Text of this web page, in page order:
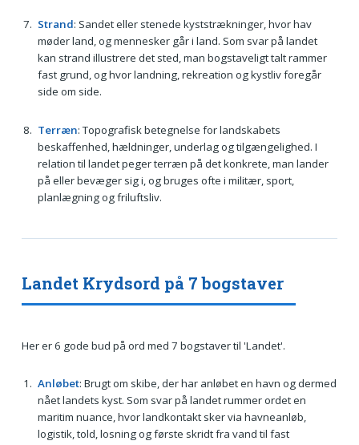
Strand: Sandet eller stenede kyststrækninger, hvor hav
møder land, og mennesker går i land. Som svar på landet
kan strand illustrere det sted, man bogstaveligt talt rammer
fast grund, og hvor landning, rekreation og kystliv foregår
side om side.
Terræn: Topografisk betegnelse for landskabets
beskaffenhed, hældninger, underlag og tilgængelighed. I
relation til landet peger terræn på det konkrete, man lander
på eller bevæger sig i, og bruges ofte i militær, sport,
planlægning og friluftsliv.
Landet Krydsord på 7 bogstaver
Her er 6 gode bud på ord med 7 bogstaver til 'Landet'.
Anløbet: Brugt om skibe, der har anløbet en havn og dermed
nået landets kyst. Som svar på landet rummer ordet en
maritim nuance, hvor landkontakt sker via havneanløb,
logistik, told, losning og første skridt fra vand til fast